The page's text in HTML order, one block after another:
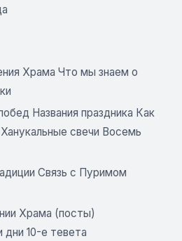
Храма Что мы знаем о
Названия праздника Как
свечи Восемь
Связь с Пуримом
Храма (посты)
10-е тевета